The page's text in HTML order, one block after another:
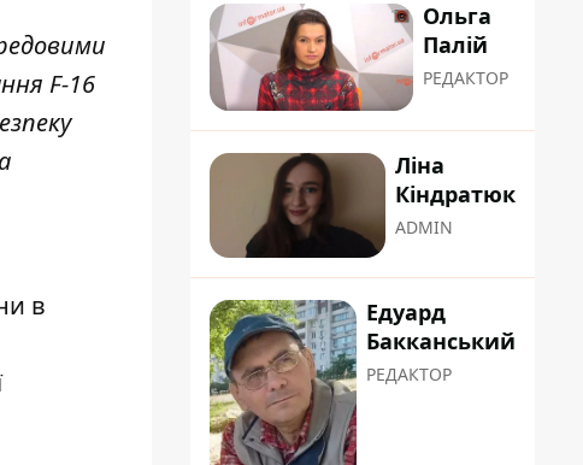
F-16
в
Ольга
Палій
РЕДАКТОР
Ліна
Кіндратюк
ADMIN
Едуард
Бакканський
РЕДАКТОР